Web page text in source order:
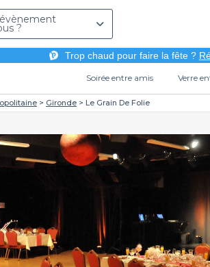
?
Trop chaud pour faire la fête ?
Soirée entre amis Verre
Gironde Le Grain De Folie